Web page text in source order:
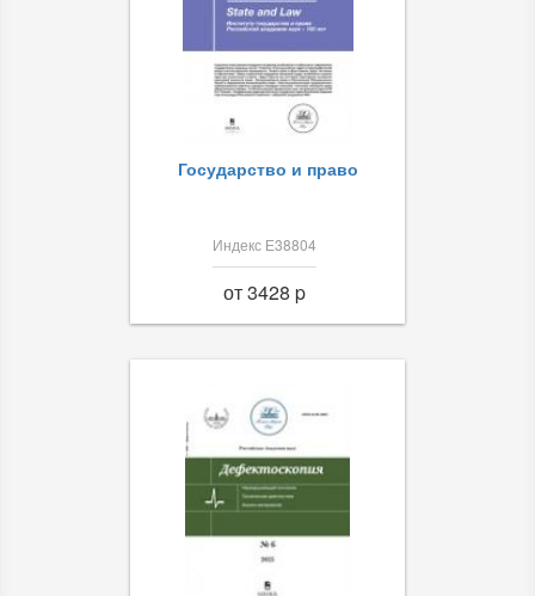
Государство и право
Индекс Е38804
от 3428 p